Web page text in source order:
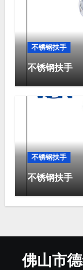
不锈钢扶手
不锈钢扶手
不锈钢扶手
不锈钢扶手
佛山市